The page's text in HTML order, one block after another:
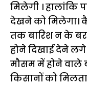
मिलेगी । हालांकि
देखने को मिलेगा।
तक बारिश न के
होने दिखाई देने लगे
मौसम में होने वाले
किसानों को